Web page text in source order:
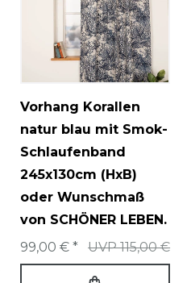
Vorhang Korallen
natur blau mit Smok-
Schlaufenband
245x130cm (HxB)
oder Wunschmaß
von SCHÖNER LEBEN.
UVP 115,00 €
99,00 € *